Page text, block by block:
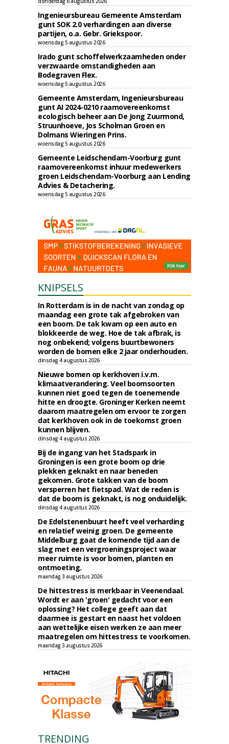
Ingenieursbureau Gemeente Amsterdam
gunt SOK 2.0 verhardingen aan diverse
partijen, o.a. Gebr. Griekspoor.
woensdag 5 augustus 2026
Irado gunt schoffelwerkzaamheden onder
verzwaarde omstandigheden aan
Bodegraven Flex.
woensdag 5 augustus 2026
Gemeente Amsterdam, Ingenieursbureau
gunt AI 2024-0210 raamovereenkomst
ecologisch beheer aan De Jong Zuurmond,
Struunhoeve, Jos Scholman Groen en
Dolmans Wieringen Prins.
woensdag 5 augustus 2026
Gemeente Leidschendam-Voorburg gunt
raamovereenkomst inhuur medewerkers
groen Leidschendam-Voorburg aan Lending
Advies & Detachering.
woensdag 5 augustus 2026
KNIPSELS
In Rotterdam is in de nacht van zondag op
maandag een grote tak afgebroken van
een boom. De tak kwam op een auto en
blokkeerde de weg. Hoe de tak afbrak, is
nog onbekend; volgens buurtbewoners
worden de bomen elke 2 jaar onderhouden.
dinsdag 4 augustus 2026
Nieuwe bomen op kerkhoven i.v.m.
klimaatverandering. Veel boomsoorten
kunnen niet goed tegen de toenemende
hitte en droogte. Groninger Kerken neemt
daarom maatregelen om ervoor te zorgen
dat kerkhoven ook in de toekomst groen
kunnen blijven.
dinsdag 4 augustus 2026
Bij de ingang van het Stadspark in
Groningen is een grote boom op drie
plekken geknakt en naar beneden
gekomen. Grote takken van de boom
versperren het fietspad. Wat de reden is
dat de boom is geknakt, is nog onduidelijk.
dinsdag 4 augustus 2026
De Edelstenenbuurt heeft veel verharding
en relatief weinig groen. De gemeente
Middelburg gaat de komende tijd aan de
slag met een vergroeningsproject waar
meer ruimte is voor bomen, planten en
ontmoeting.
maandag 3 augustus 2026
De hittestress is merkbaar in Veenendaal.
Wordt er aan 'groen' gedacht voor een
oplossing? Het college geeft aan dat
daarmee is gestart en naast het voldoen
aan wettelijke eisen werken ze aan meer
maatregelen om hittestress te voorkomen.
maandag 3 augustus 2026
TRENDING